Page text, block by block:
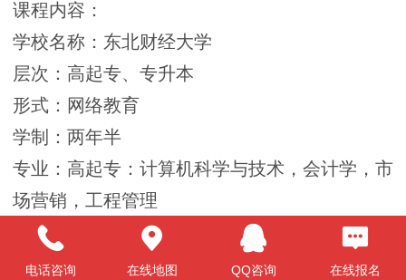
课程内容：
学校名称：东北财经大学
层次：高起专、专升本
形式：网络教育
学制：两年半
专业：高起专：计算机科学与技术，会计学，市
场营销，工程管理
专升本：社会工作，土木工程，学前教育
适合对象：1﹑高中起点专科：须具备普通高中
电话咨询 在线地图 QQ咨询 在线报名